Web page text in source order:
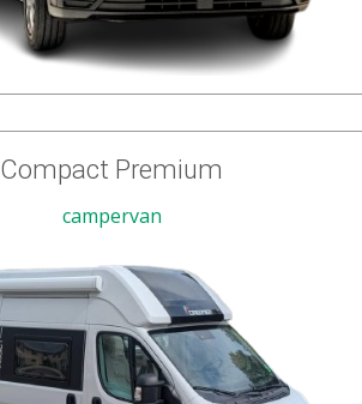
Compact Premium
campervan